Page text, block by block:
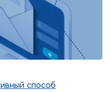
способ